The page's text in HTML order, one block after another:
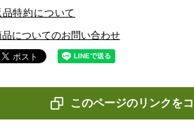
品特約について
品についてのお問い合わせ
このページのリンクを